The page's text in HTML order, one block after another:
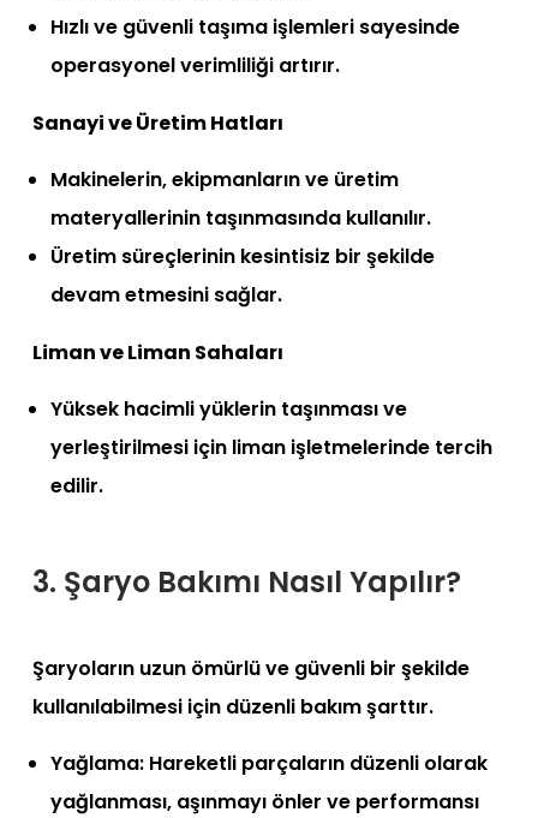
Hızlı ve güvenli taşıma işlemleri sayesinde
operasyonel verimliliği artırır.
Sanayi ve Üretim Hatları
Makinelerin, ekipmanların ve üretim
materyallerinin taşınmasında kullanılır.
Üretim süreçlerinin kesintisiz bir şekilde
devam etmesini sağlar.
Liman ve Liman Sahaları
Yüksek hacimli yüklerin taşınması ve
yerleştirilmesi için liman işletmelerinde tercih
edilir.
3. Şaryo Bakımı Nasıl Yapılır?
Şaryoların uzun ömürlü ve güvenli bir şekilde
kullanılabilmesi için düzenli bakım şarttır.
Yağlama: Hareketli parçaların düzenli olarak
yağlanması, aşınmayı önler ve performansı